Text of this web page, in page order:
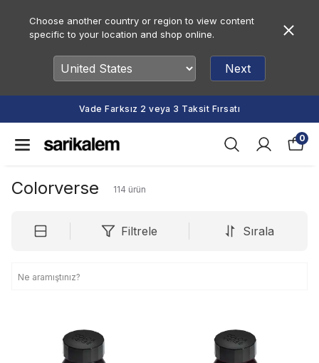
Choose another country or region to view content
specific to your location and shop online.
Next
Vade Farksız 2 veya 3 Taksit Fırsatı
0
Colorverse 114 ürün
Filtrele Sırala